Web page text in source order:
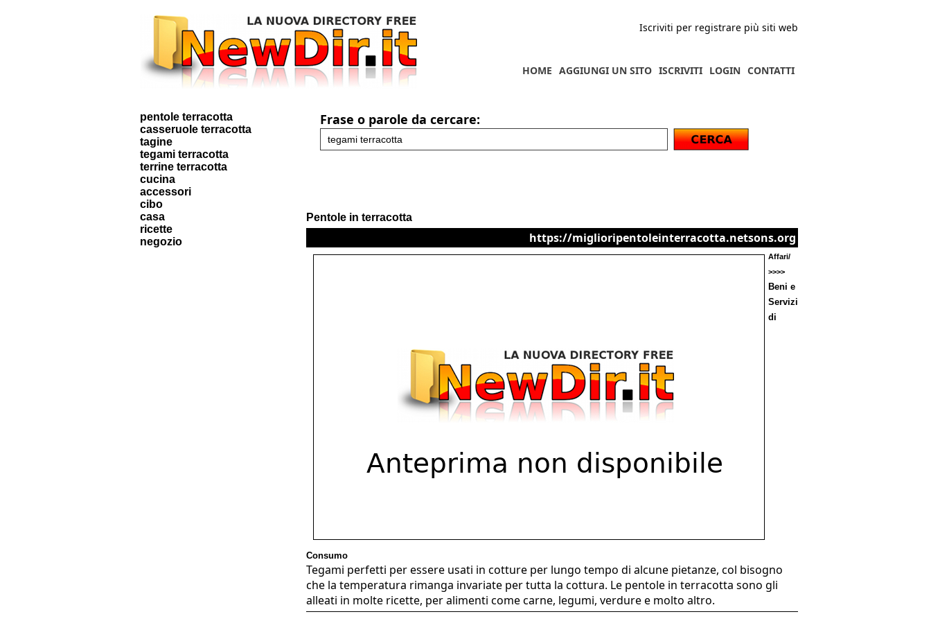
Iscriviti per registrare più siti web
CONTATTI
LOGIN
ISCRIVITI
AGGIUNGI UN SITO
HOME
pentole terracotta
casseruole terracotta
tagine
tegami terracotta
terrine terracotta
cucina
accessori
cibo
casa
ricette
negozio
Frase o parole da cercare:
Pentole in terracotta
https://miglioripentoleinterracotta.netsons.org
Affari/
>>>>
Beni e
Servizi
di
Consumo
Tegami perfetti per essere usati in cotture per lungo tempo di alcune pietanze, col bisogno
che la temperatura rimanga invariate per tutta la cottura. Le pentole in terracotta sono gli
alleati in molte ricette, per alimenti come carne, legumi, verdure e molto altro.